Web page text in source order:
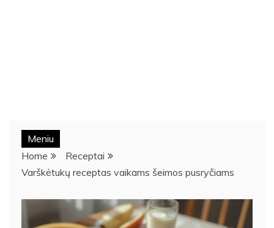
Meniu
Home
Receptai
Varškėtukų receptas vaikams šeimos pusryčiams